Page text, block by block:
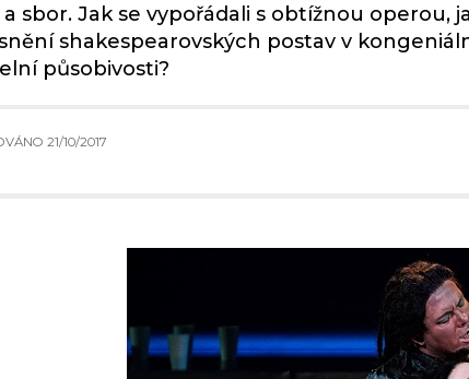
sbor. Jak se vypořádali s obtížnou operou,
shakespearovských postav v
působivosti?
21/10/2017